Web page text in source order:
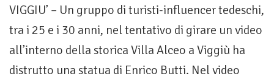
VIGGIU’ – Un gruppo di turisti-influencer tedeschi,
tra i 25 e i 30 anni, nel tentativo di girare un video
all’interno della storica Villa Alceo a Viggiù ha
distrutto una statua di Enrico Butti. Nel video